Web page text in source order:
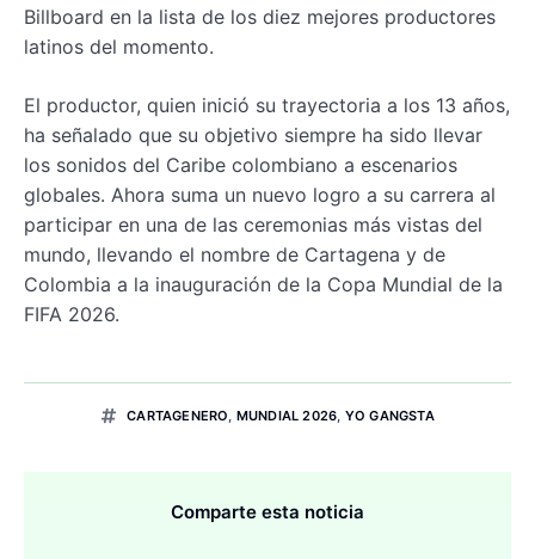
Billboard en la lista de los diez mejores productores
latinos del momento.
El productor, quien inició su trayectoria a los 13 años,
ha señalado que su objetivo siempre ha sido llevar
los sonidos del Caribe colombiano a escenarios
globales. Ahora suma un nuevo logro a su carrera al
participar en una de las ceremonias más vistas del
mundo, llevando el nombre de Cartagena y de
Colombia a la inauguración de la Copa Mundial de la
FIFA 2026.
CARTAGENERO, MUNDIAL 2026, YO GANGSTA
Comparte esta noticia